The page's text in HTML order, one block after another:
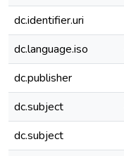
dc.identifier.uri
dc.language.iso
dc.publisher
dc.subject
dc.subject